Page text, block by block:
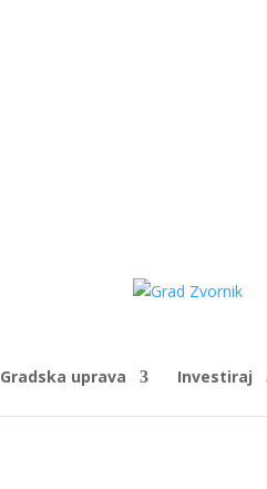
Gradska uprava Investiraj